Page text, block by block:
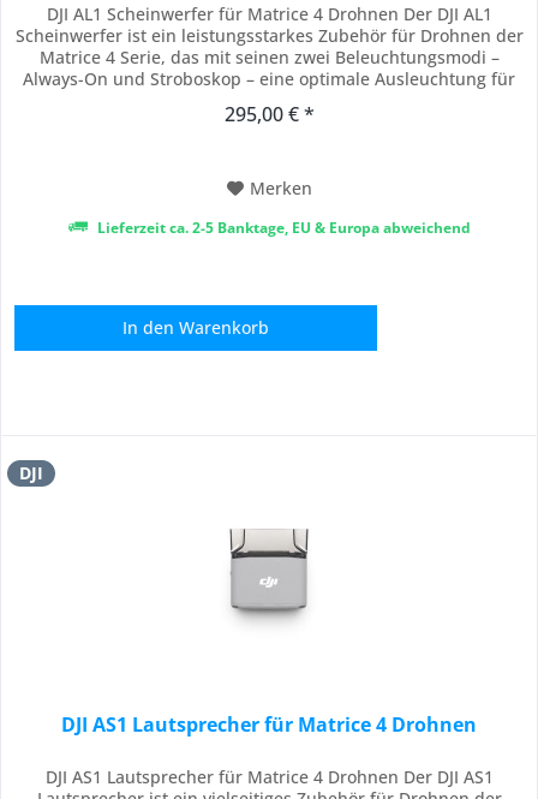
DJI AL1 Scheinwerfer für Matrice 4 Drohnen Der DJI AL1
Scheinwerfer ist ein leistungsstarkes Zubehör für Drohnen der
Matrice 4 Serie, das mit seinen zwei Beleuchtungsmodi –
Always-On und Stroboskop – eine optimale Ausleuchtung für
präzise Beleuchtung von Motiven aus bis zu 100 Metern
295,00 € *
Merken
Lieferzeit ca. 2-5 Banktage, EU & Europa abweichend
In den Warenkorb
DJI
DJI AS1 Lautsprecher für Matrice 4 Drohnen
DJI AS1 Lautsprecher für Matrice 4 Drohnen Der DJI AS1